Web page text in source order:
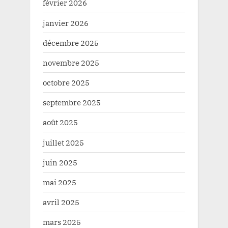
février 2026
janvier 2026
décembre 2025
novembre 2025
octobre 2025
septembre 2025
août 2025
juillet 2025
juin 2025
mai 2025
avril 2025
mars 2025